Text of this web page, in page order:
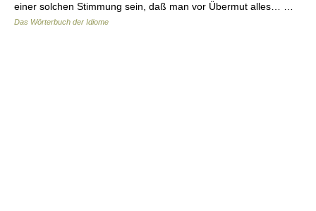
einer solchen Stimmung sein, daß man vor Übermut alles… …
Das Wörterbuch der Idiome